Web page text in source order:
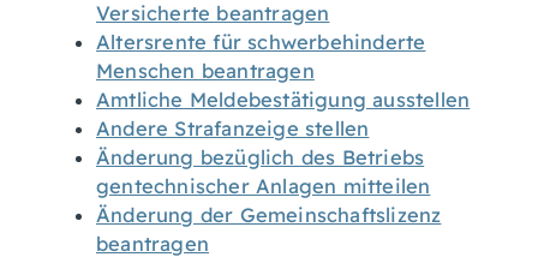
Versicherte beantragen
Altersrente für schwerbehinderte
Menschen beantragen
Amtliche Meldebestätigung ausstellen
Andere Strafanzeige stellen
Änderung bezüglich des Betriebs
gentechnischer Anlagen mitteilen
Änderung der Gemeinschaftslizenz
beantragen